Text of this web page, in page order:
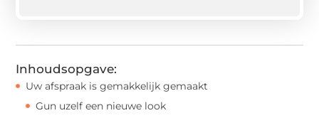
Inhoudsopgave:
Uw afspraak is gemakkelijk gemaakt
Gun uzelf een nieuwe look